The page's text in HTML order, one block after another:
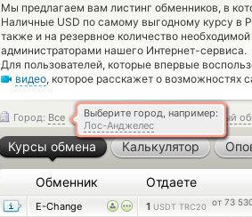
Мы предлагаем вам листинг обменников, в
Наличные USD по самому выгодному курсу в
также и на резервное количество
администраторами нашего Интернет-сервиса.
Для пользователей, которые впервые
видео, которое расскажет о возможностях
Обратный
Город: Все
Выберите город, например:
Лос-Анджелес
Курсы обмена Калькулятор
Обменник Отдаете
E-Change 1 USDT TRC20 от 73